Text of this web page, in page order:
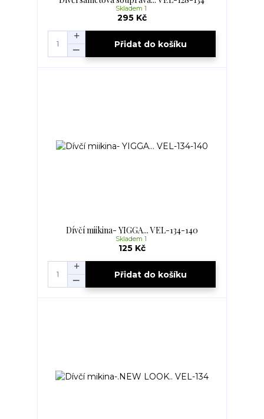
295 Kč
Skladem 1
Přidat do košíku
Dívčí miikina- YIGGA... VEL-134-140
125 Kč
Skladem 1
Přidat do košíku